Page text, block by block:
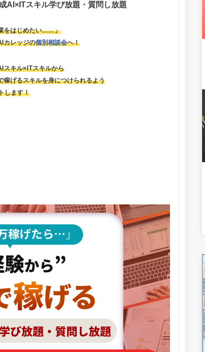
AI×ITスキル学び放題・質問し放題
をはじめたい……」
カレッジの個別相談会へ！
スキル×ITスキルから
稼げるスキルを身につけられるよう
します！